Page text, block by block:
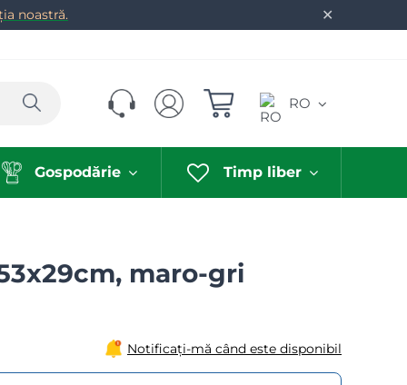
✕
noastră.
Caută RO
Gospodărie Timp liber
maro-gri
Notificați-mă când este disponibil